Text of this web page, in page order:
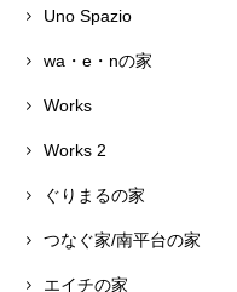
Uno Spazio
wa・e・nの家
Works
Works 2
ぐりまるの家
つなぐ家/南平台の家
エイチの家